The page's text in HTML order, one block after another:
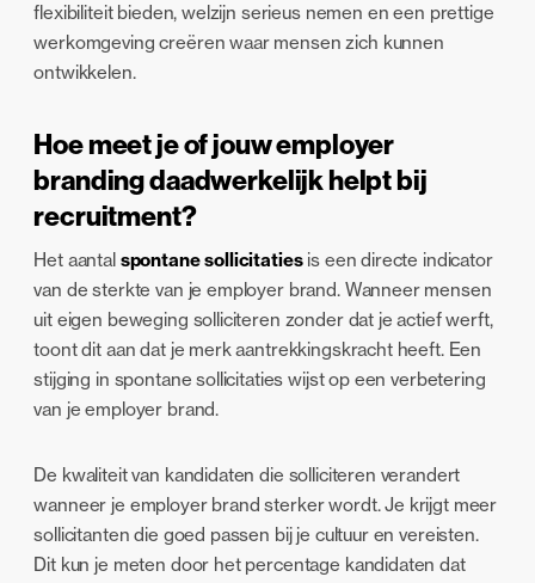
flexibiliteit bieden, welzijn serieus nemen en een prettige
werkomgeving creëren waar mensen zich kunnen
ontwikkelen.
Hoe meet je of jouw employer
branding daadwerkelijk helpt bij
recruitment?
Het aantal spontane sollicitatiesis een directe indicator
van de sterkte van je employer brand. Wanneer mensen
uit eigen beweging solliciteren zonder dat je actief werft,
toont dit aan dat je merk aantrekkingskracht heeft. Een
stijging in spontane sollicitaties wijst op een verbetering
van je employer brand.
De kwaliteit van kandidaten die solliciteren verandert
wanneer je employer brand sterker wordt. Je krijgt meer
sollicitanten die goed passen bij je cultuur en vereisten.
Dit kun je meten door het percentage kandidaten dat